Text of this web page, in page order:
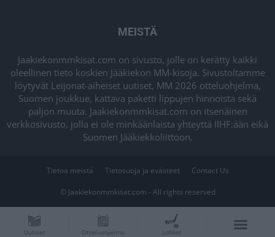
MEISTÄ
Jaakiekonmmkisat.com on sivusto, jolle on kerätty kaikki
oleellinen tieto koskien Jääkiekon MM-kisoja. Sivustoltamme
löytyvät Leijonat-aiheiset uutiset, MM 2026 otteluohjelma,
Suomen joukkue, kattava paketti lippujen hinnoista sekä
paljon muuta. Jaakiekonmmkisat.com on itsenäinen
verkkosivusto, jolla ei ole minkäänlaista yhteyttä IIHF:ään eikä
Suomen Jääkiekkoliittoon.
Tietoa meistä Tietosuoja ja evästeet Contact Us
© Jaakiekonmmkisat.com - All rights reserved
Uutiset Otteluohjelma Lohkot